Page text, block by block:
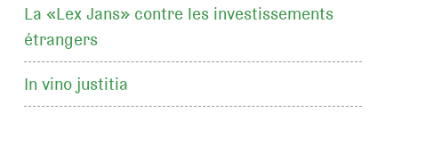
La «Lex Jans» contre les investissements
étrangers
In vino justitia